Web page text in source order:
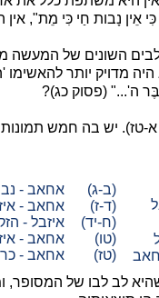
נָבות חַי כִּי מֵת", אין
השונים של
היה מדויק יותר
ה'..." (פסוק כג)?
יש בה חמש
(ב-ג)
(ד-ז)
(ח-יד)
(טו)
(טז)
אחאב -
אחאב -
איזבל -
אחאב -
אחאב -
לב לבו של המסופר,